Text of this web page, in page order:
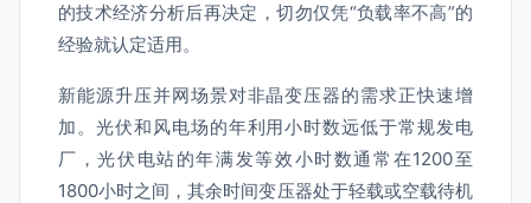
的技术经济分析后再决定，切勿仅凭“负载率不高”的
经验就认定适用。
新能源升压并网场景对非晶变压器的需求正快速增
加。光伏和风电场的年利用小时数远低于常规发电
厂，光伏电站的年满发等效小时数通常在1200至
1800小时之间，其余时间变压器处于轻载或空载待机